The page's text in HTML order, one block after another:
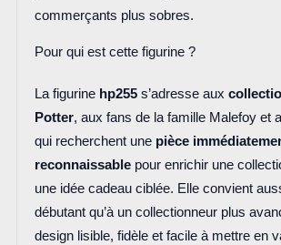
commerçants plus sobres.
Pour qui est cette figurine ?
La figurine hp255s’adresse aux
Potter, aux fans de la famille Malefoy et
qui recherchent une pièce
reconnaissablepour enrichir une
une idée cadeau ciblée. Elle convient
débutant qu’à un collectionneur plus
design lisible, fidèle et facile à mettre en